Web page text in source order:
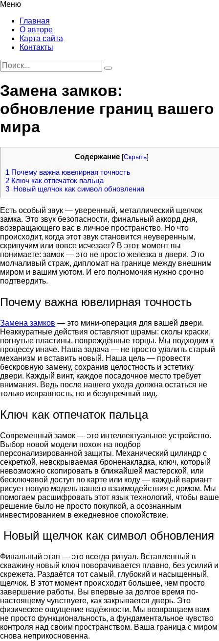
Меню
Главная
О авторе
Карта сайта
Контакты
Замена замков:
обновление границ вашего
мира
Содержание [Скрыть]
1 Почему важна ювелирная точность
2 Ключ как отпечаток пальца
3 Новый щелчок как символ обновления
Есть особый звук — уверенный, металлический щелчок
замка. Это звук безопасности, финальный аккорд дня,
возвращающего вас в личное пространство. Но что
происходит, когда этот звук становится неуверенным,
скрипучим или вовсе исчезает? В этот момент вы
понимаете: замок — это не просто железка в двери. Это
молчаливый страж, дипломат на границе между внешним
миром и вашим уютом. И его полномочия нужно срочно
подтвердить.
Почему важна ювелирная точность
Замена замков — это мини-операция для вашей двери.
Неаккуратные действия оставляют шрамы: сколы краски,
погнутые пластины, повреждённые торцы. Мы подходим к
процессу иначе. Наша задача — не просто удалить старый
механизм и вставить новый. Наша цель — провести
бескровную замену, сохранив целостность и эстетику
двери. Каждый винт, каждое посадочное место требует
внимания. Ведь после нашего ухода должна остаться не
только исправность, но и безупречный вид.
Ключ как отпечаток пальца
Современный замок — это интеллектуальное устройство.
Выбор новой модели похож на подбор
персонализированной защиты. Механический цилиндр с
секреткой, невскрываемая броненакладка, ключ, который
невозможно скопировать в ближайшей мастерской, или
бесключевой доступ по карте или коду — каждый вариант
рисует новую модель вашего взаимодействия с домом. Мы
помогаем расшифровать этот язык технологий, чтобы ваше
решение было не просто покупкой, а осознанным
инвестированием в ежедневное спокойствие.
Новый щелчок как символ обновления
Финальный этап — это всегда ритуал. Вставленный в
скважину новый ключ поворачивается плавно, без усилий и
скрежета. Раздаётся тот самый, глубокий и насыщенный,
щелчок. В этот момент происходит большее, чем просто
завершение работы. Вы впервые за долгое время по-
настоящему чувствуете, как закрывается дверь. Это
физическое ощущение надёжности. Мы возвращаем вам
не просто функциональность, а фундаментальное чувство
контроля над своим пространством. Ваша граница с миром
снова неприкосновенна.